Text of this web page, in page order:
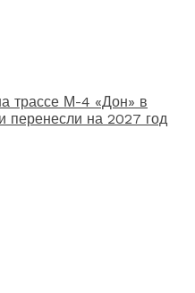
трассе М-4 «Дон» в
перенесли на 2027 год